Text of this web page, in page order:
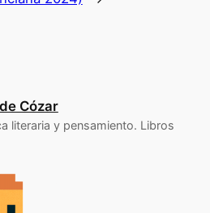
Cózar
literaria y pensamiento. Libros